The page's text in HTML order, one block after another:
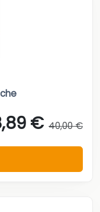
€ 40,00 €